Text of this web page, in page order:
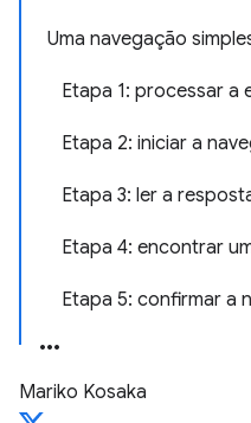
Uma navegação
Etapa 1: processar a
Etapa 2: iniciar a
Etapa 3: ler a
Etapa 4: encontrar
Etapa 5: confirmar a
Mariko Kosaka